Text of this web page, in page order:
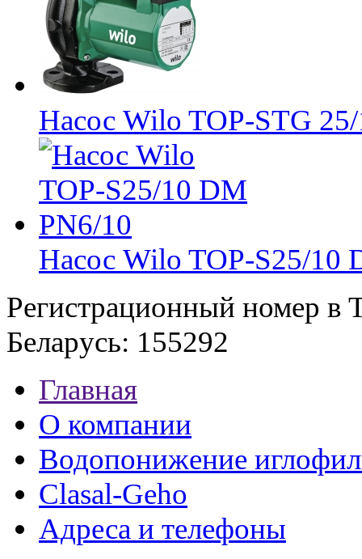
Насос Wilo TOP-STG
Насос Wilo TOP-S25/10
Регистрационный номер в
Беларусь: 155292
Главная
О компании
Водопонижение
Clasal-Geho
Адреса и телефоны